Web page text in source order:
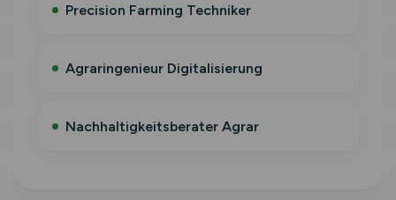
Precision Farming Techniker
Agraringenieur Digitalisierung
Nachhaltigkeitsberater Agrar